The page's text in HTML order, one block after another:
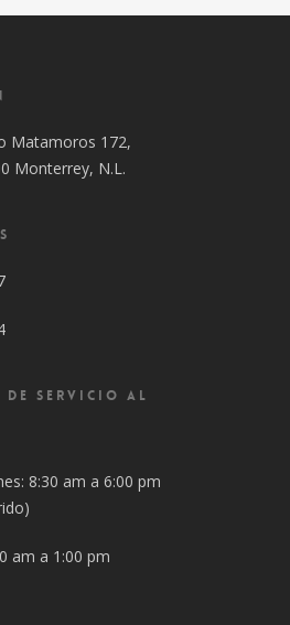
Matamoros 172,
Monterrey, N.L.
DE SERVICIO AL
8:30 am a 6:00 pm
am a 1:00 pm